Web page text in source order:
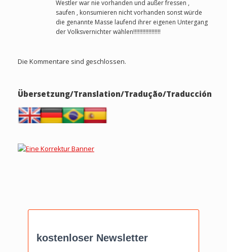
Westler war nie vorhanden und außer fressen ,
saufen , konsumieren nicht vorhanden sonst würde
die genannte Masse laufend ihrer eigenen Untergang
der Volksvernichter wählen!!!!!!!!!!!!!!!!!!
Die Kommentare sind geschlossen.
Übersetzung/Translation/Tradução/Traducción